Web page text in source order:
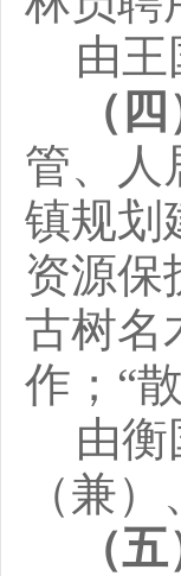
由王
（ 四
管、人
镇规划
资源保
古树名
作； “
由衡
（兼）
（